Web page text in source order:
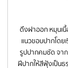
ดึงฝาออก หมุนเ
แนวขอบปากโดย
รูปปากคมชัด จาก
ฝีปากให้สีฟุ้งเป็นธ